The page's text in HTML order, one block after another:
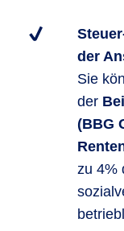
der
Sie
der
(BBG
zu 4%